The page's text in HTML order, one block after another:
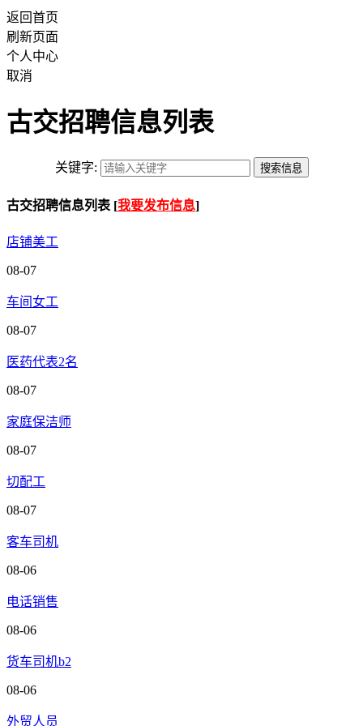
返回首页
刷新页面
个人中心
取消
古交招聘信息列表
关键字:
古交招聘信息列表 [我要发布信息]
店铺美工
08-07
车间女工
08-07
医药代表2名
08-07
家庭保洁师
08-07
切配工
08-07
客车司机
08-06
电话销售
08-06
货车司机b2
08-06
外贸人员